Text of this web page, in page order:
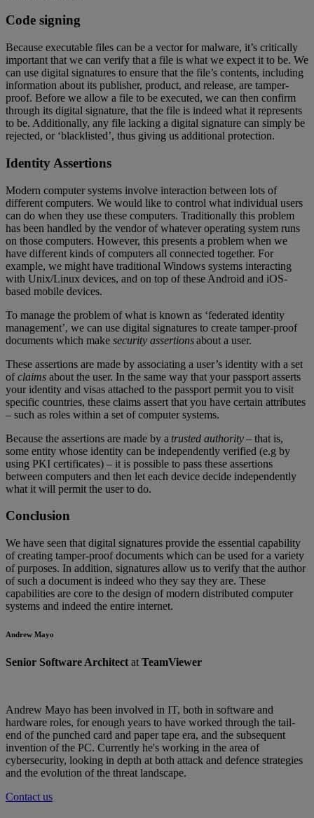
Code signing
Because executable files can be a vector for malware, it’s critically
important that we can verify that a file is what we expect it to be. We
can use digital signatures to ensure that the file’s contents, including
information about its publisher, product, and release, are tamper-
proof. Before we allow a file to be executed, we can then confirm
through its digital signature, that the file is indeed what it represents
to be. Additionally, any file lacking a digital signature can simply be
rejected, or ‘blacklisted’, thus giving us additional protection.
Identity Assertions
Modern computer systems involve interaction between lots of
different computers. We would like to control what individual users
can do when they use these computers. Traditionally this problem
has been handled by the vendor of whatever operating system runs
on those computers. However, this presents a problem when we
have different kinds of computers all connected together. For
example, we might have traditional Windows systems interacting
with Unix/Linux devices, and on top of these Android and iOS-
based mobile devices.
To manage the problem of what is known as ‘federated identity
management’, we can use digital signatures to create tamper-proof
documents which make security assertionsabout a user.
These assertions are made by associating a user’s identity with a set
ofclaims about the user. In the same way that your passport asserts
your identity and visas attached to the passport permit you to visit
specific countries, these claims assert that you have certain attributes
– such as roles within a set of computer systems.
Because the assertions are made by a trusted authority– that is,
some entity whose identity can be independently verified (e.g by
using PKI certificates) – it is possible to pass these assertions
between computers and then let each device decide independently
what it will permit the user to do.
Conclusion
We have seen that digital signatures provide the essential capability
of creating tamper-proof documents which can be used for a variety
of purposes. In addition, signatures allow us to verify that the author
of such a document is indeed who they say they are. These
capabilities are core to the design of modern distributed computer
systems and indeed the entire internet.
Andrew Mayo
Senior Software Architect at TeamViewer
Andrew Mayo has been involved in IT, both in software and
hardware roles, for enough years to have worked through the tail-
end of the punched card and paper tape era, and the subsequent
invention of the PC. Currently he's working in the area of
cybersecurity, looking in depth at both attack and defence strategies
and the evolution of the threat landscape.
Contact us